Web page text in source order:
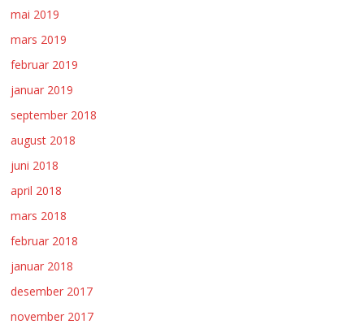
mai 2019
mars 2019
februar 2019
januar 2019
september 2018
august 2018
juni 2018
april 2018
mars 2018
februar 2018
januar 2018
desember 2017
november 2017